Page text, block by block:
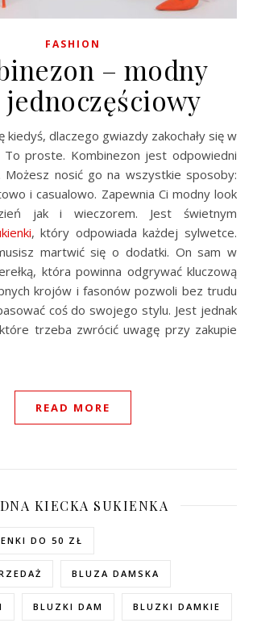
FASHION
– modny
To proste. Kombinezon jest odpowiedni
Możesz nosić go na wszystkie sposoby:
i casualowo. Zapewnia Ci modny look
jak i wieczorem. Jest świetnym
, który odpowiada każdej sylwetce.
martwić się o dodatki. On sam w
która powinna odgrywać kluczową
krojów i fasonów pozwoli bez trudu
coś do swojego stylu. Jest jednak
trzeba zwrócić uwagę przy zakupie
READ MORE
KIECKA SUKIENKA
DO 50 ZŁ
BLUZA DAMSKA
BLUZKI DAM BLUZKI DAMKIE